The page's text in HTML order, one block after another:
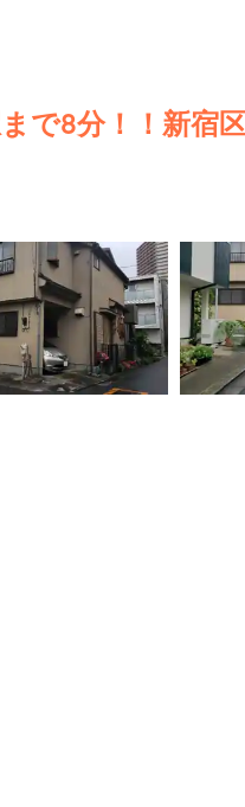
で8分！！新宿